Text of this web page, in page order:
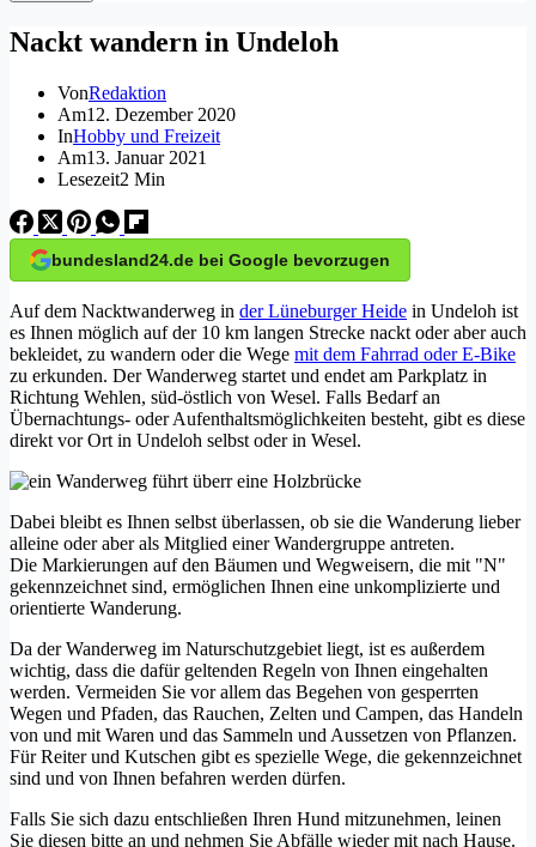
Nackt wandern in Undeloh
VonRedaktion
Am12. Dezember 2020
InHobby und Freizeit
Am13. Januar 2021
Lesezeit2 Min
bundesland24.de bei Google bevorzugen
Auf dem Nacktwanderweg in der Lüneburger Heide in Undeloh ist
es Ihnen möglich auf der 10 km langen Strecke nackt oder aber auch
bekleidet, zu wandern oder die Wege mit dem Fahrrad oder E-Bike
zu erkunden. Der Wanderweg startet und endet am Parkplatz in
Richtung Wehlen, süd-östlich von Wesel. Falls Bedarf an
Übernachtungs- oder Aufenthaltsmöglichkeiten besteht, gibt es diese
direkt vor Ort in Undeloh selbst oder in Wesel.
Dabei bleibt es Ihnen selbst überlassen, ob sie die Wanderung lieber
alleine oder aber als Mitglied einer Wandergruppe antreten.
Die Markierungen auf den Bäumen und Wegweisern, die mit "N"
gekennzeichnet sind, ermöglichen Ihnen eine unkomplizierte und
orientierte Wanderung.
Da der Wanderweg im Naturschutzgebiet liegt, ist es außerdem
wichtig, dass die dafür geltenden Regeln von Ihnen eingehalten
werden. Vermeiden Sie vor allem das Begehen von gesperrten
Wegen und Pfaden, das Rauchen, Zelten und Campen, das Handeln
von und mit Waren und das Sammeln und Aussetzen von Pflanzen.
Für Reiter und Kutschen gibt es spezielle Wege, die gekennzeichnet
sind und von Ihnen befahren werden dürfen.
Falls Sie sich dazu entschließen Ihren Hund mitzunehmen, leinen
Sie diesen bitte an und nehmen Sie Abfälle wieder mit nach Hause.